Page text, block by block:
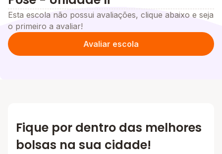
Esta escola não possui avaliações, clique abaixo e seja
o primeiro a avaliar!
Avaliar escola
Fique por dentro das melhores
bolsas na sua cidade!